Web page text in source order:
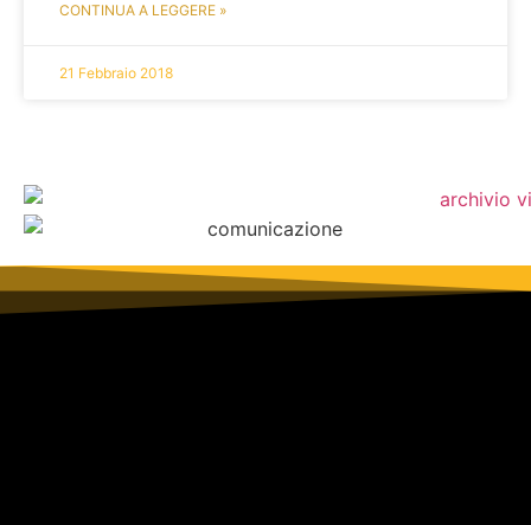
CONTINUA A LEGGERE »
21 Febbraio 2018